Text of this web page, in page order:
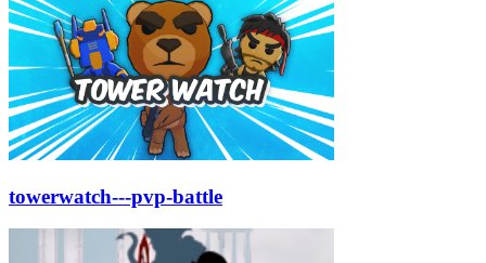
towerwatch---pvp-battle